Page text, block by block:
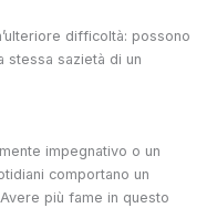
difficoltà: possono
stessa sazietà di un
impegnativo o un
comportano un
più fame in questo